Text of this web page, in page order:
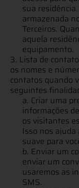
sua
armazenada
Terceiros.
aquela
equipamento.
3. Lista de
os nomes e
contatos quando
seguintes
a. Criar uma
informações
os visitantes
Isso nos
suave para
b. Enviar um
enviar um
usaremos as
SMS.